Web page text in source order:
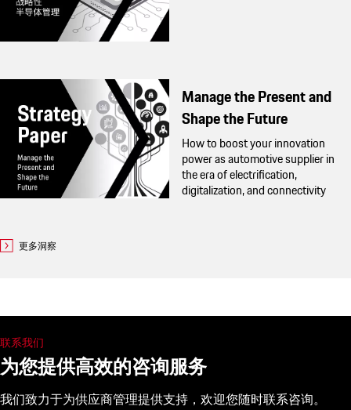
Manage the Present and
Shape the Future
How to boost your innovation
power as automotive supplier in
the era of electrification,
digitalization, and connectivity
更多洞察
联系我们
为您提供高效的咨询服务
我们致力于为供应商管理提供支持，欢迎您随时联系咨询。